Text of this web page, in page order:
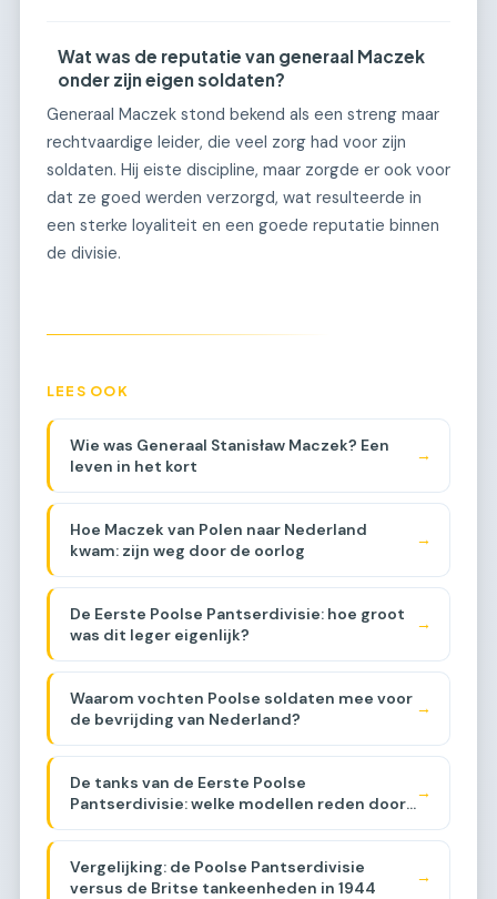
Wat was de reputatie van generaal Maczek
onder zijn eigen soldaten?
Generaal Maczek stond bekend als een streng maar
rechtvaardige leider, die veel zorg had voor zijn
soldaten. Hij eiste discipline, maar zorgde er ook voor
dat ze goed werden verzorgd, wat resulteerde in
een sterke loyaliteit en een goede reputatie binnen
de divisie.
LEES OOK
Wie was Generaal Stanisław Maczek? Een
leven in het kort
→
Hoe Maczek van Polen naar Nederland
kwam: zijn weg door de oorlog
→
De Eerste Poolse Pantserdivisie: hoe groot
was dit leger eigenlijk?
→
Waarom vochten Poolse soldaten mee voor
de bevrijding van Nederland?
→
De tanks van de Eerste Poolse
Pantserdivisie: welke modellen reden door
→
Vergelijking: de Poolse Pantserdivisie
versus de Britse tankeenheden in 1944
→